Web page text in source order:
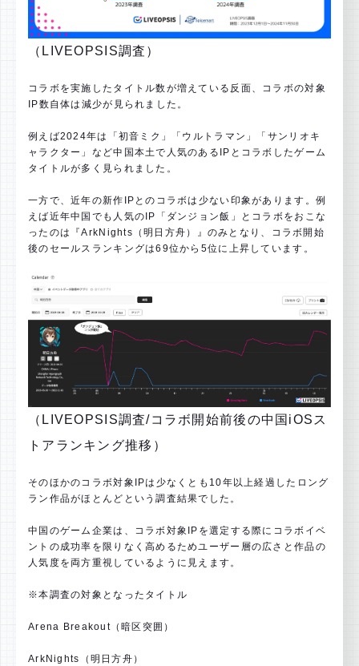
（LIVEOPSIS調査）
コラボを実施したタイトル数が増えている反面、コラボの対象
IP数自体は減少が見られました。
例えば2024年は「初音ミク」「ウルトラマン」「サンリオキ
ャラクター」など中国本土で人気のあるIPとコラボしたゲーム
タイトルが多く見られました。
一方で、近年の新作IPとのコラボは少ない印象があります。例
えば近年中国でも人気のIP「ダンジョン飯」とコラボをおこな
ったのは『ArkNights（明日方舟）』のみとなり、コラボ開始
後のセールスランキングは69位から5位に上昇しています。
（LIVEOPSIS調査/コラボ開始前後の中国iOSス
トアランキング推移）
そのほかのコラボ対象IPは少なくとも10年以上経過したロング
ラン作品がほとんどという調査結果でした。
中国のゲーム企業は、コラボ対象IPを選定する際にコラボイベ
ントの成功率を限りなく高めるためユーザー層の広さと作品の
人気度を両方重視しているように見えます。
※本調査の対象となったタイトル
Arena Breakout（暗区突囲）
ArkNights（明日方舟）